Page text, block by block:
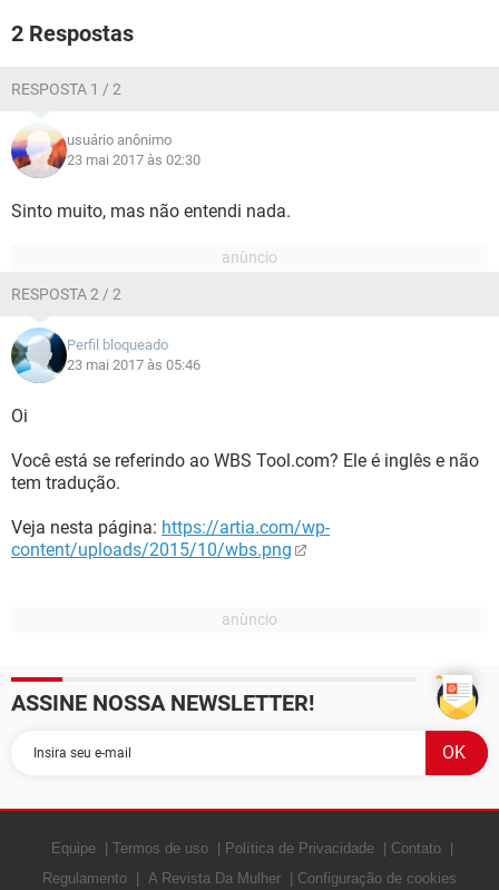
2 Respostas
RESPOSTA 1 / 2
usuário anônimo
23 mai 2017 às 02:30
Sinto muito, mas não entendi nada.
RESPOSTA 2 / 2
Perfil bloqueado
23 mai 2017 às 05:46
Oi
Você está se referindo ao WBS Tool.com? Ele é inglês e não
tem tradução.
Veja nesta página: https://artia.com/wp-
content/uploads/2015/10/wbs.png
ASSINE NOSSA NEWSLETTER!
Equipe Termos de uso Política de Privacidade
Contato
Regulamento
A Revista Da Mulher Configuração de cookies